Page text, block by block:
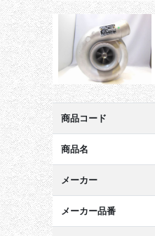
商品コード
商品名
メーカー
メーカー品番